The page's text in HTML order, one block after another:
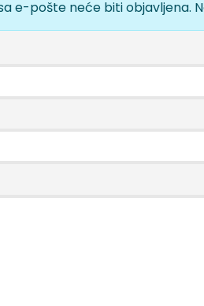
e-pošte neće biti objavljena.